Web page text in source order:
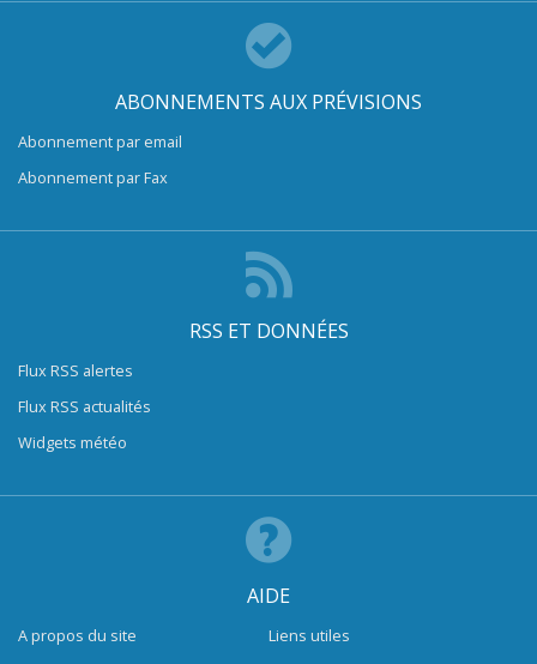
ABONNEMENTS AUX PRÉVISIONS
Abonnement par email
Abonnement par Fax
RSS ET DONNÉES
Flux RSS alertes
Flux RSS actualités
Widgets météo
AIDE
A propos du site
Liens utiles